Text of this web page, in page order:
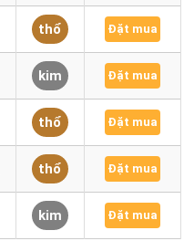
thổ Đặt mua
kim Đặt mua
thổ Đặt mua
thổ Đặt mua
kim Đặt mua